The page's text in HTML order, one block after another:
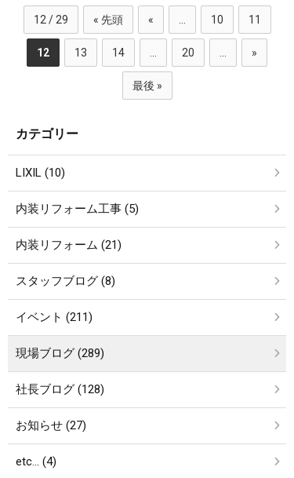
12 / 29 « 先頭 « 10 11
12 13 14 20 »
最後 »
カテゴリー
LIXIL (10)
内装リフォーム工事 (5)
内装リフォーム (21)
スタッフブログ (8)
イベント (211)
現場ブログ (289)
社長ブログ (128)
お知らせ (27)
etc… (4)